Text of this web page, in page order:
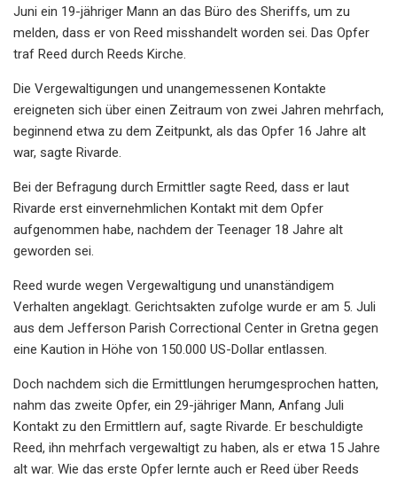
Juni ein 19-jähriger Mann an das Büro des Sheriffs, um zu
melden, dass er von Reed misshandelt worden sei. Das Opfer
traf Reed durch Reeds Kirche.
Die Vergewaltigungen und unangemessenen Kontakte
ereigneten sich über einen Zeitraum von zwei Jahren mehrfach,
beginnend etwa zu dem Zeitpunkt, als das Opfer 16 Jahre alt
war, sagte Rivarde.
Bei der Befragung durch Ermittler sagte Reed, dass er laut
Rivarde erst einvernehmlichen Kontakt mit dem Opfer
aufgenommen habe, nachdem der Teenager 18 Jahre alt
geworden sei.
Reed wurde wegen Vergewaltigung und unanständigem
Verhalten angeklagt. Gerichtsakten zufolge wurde er am 5. Juli
aus dem Jefferson Parish Correctional Center in Gretna gegen
eine Kaution in Höhe von 150.000 US-Dollar entlassen.
Doch nachdem sich die Ermittlungen herumgesprochen hatten,
nahm das zweite Opfer, ein 29-jähriger Mann, Anfang Juli
Kontakt zu den Ermittlern auf, sagte Rivarde. Er beschuldigte
Reed, ihn mehrfach vergewaltigt zu haben, als er etwa 15 Jahre
alt war. Wie das erste Opfer lernte auch er Reed über Reeds